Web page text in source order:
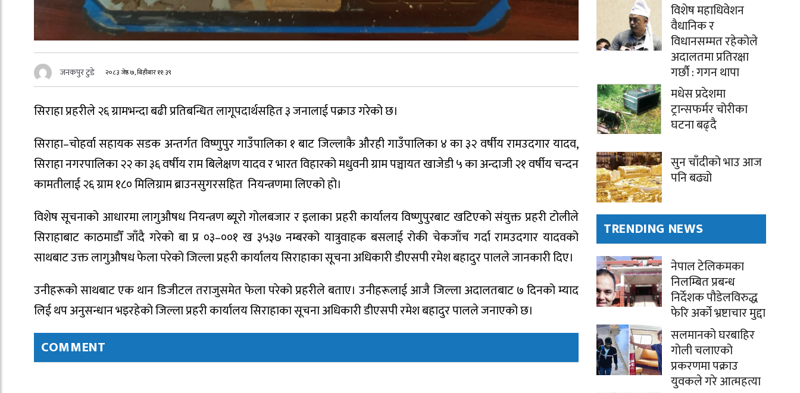
जनकपुर टुडे २०८३ जेष्ठ ७, बिहीबार ११:३९
सिराहा प्रहरीले २६ ग्रामभन्दा बढी प्रतिबन्धित लागूपदार्थसहित ३ जनालाई पक्राउ गरेको छ।
सिराहा–चोहर्वा सहायक सडक अन्तर्गत विष्णुपुर गाउँपालिका १ बाट जिल्लाकै औरही गाउँपालिका ४ का ३२ वर्षीय रामउदगार यादव,
सिराहा नगरपालिका २२ का ३६ वर्षीय राम बिलेक्षण यादव र भारत विहारको मधुवनी ग्राम पञ्चायत खाजेडी ५ का अन्दाजी २१ वर्षीय चन्दन
कामतीलाई २६ ग्राम १८० मिलिग्राम ब्राउनसुगरसहित नियन्त्रणमा लिएको हो।
विशेष सूचनाको आधारमा लागुऔषध नियन्त्रण ब्यूरो गोलबजार र इलाका प्रहरी कार्यालय विष्णुपुरबाट खटिएको संयुक्त प्रहरी टोलीले
सिराहाबाट काठमाडौँ जाँदै गरेको बा प्र ०३–००१ ख ३५३७ नम्बरको यात्रुवाहक बसलाई रोकी चेकजाँच गर्दा रामउदगार यादवको
साथबाट उक्त लागुऔषध फेला परेको जिल्ला प्रहरी कार्यालय सिराहाका सूचना अधिकारी डीएसपी रमेश बहादुर पालले जानकारी दिए।
उनीहरूको साथबाट एक थान डिजीटल तराजुसमेत फेला परेको प्रहरीले बताए। उनीहरूलाई आजै जिल्ला अदालतबाट ७ दिनको म्याद
लिई थप अनुसन्धान भइरहेको जिल्ला प्रहरी कार्यालय सिराहाका सूचना अधिकारी डीएसपी रमेश बहादुर पालले जनाएको छ।
COMMENT
विशेष महाधिवेशन
वैधानिक र
विधानसम्मत रहेकोले
अदालतमा प्रतिरक्षा
गर्छौ : गगन थापा
मधेस प्रदेशमा
ट्रान्सफर्मर चोरीका
घटना बढ्दै
सुन चाँदीको भाउ आज
पनि बढ्यो
TRENDING NEWS
नेपाल टेलिकमका
निलम्बित प्रबन्ध
निर्देशक पौडेलविरुद्ध
फेरि अर्को भ्रष्टाचार मुद्दा
सलमानको घरबाहिर
गोली चलाएको
प्रकरणमा पक्राउ
युवकले गरे आत्महत्या